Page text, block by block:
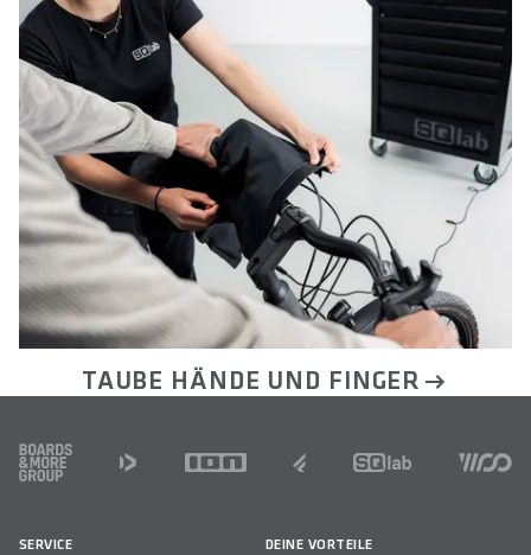
TAUBE HÄNDE UND FINGER
FOOTER
SERVICE DEINE VORTEILE